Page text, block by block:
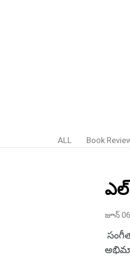
ALL Book
జూన్